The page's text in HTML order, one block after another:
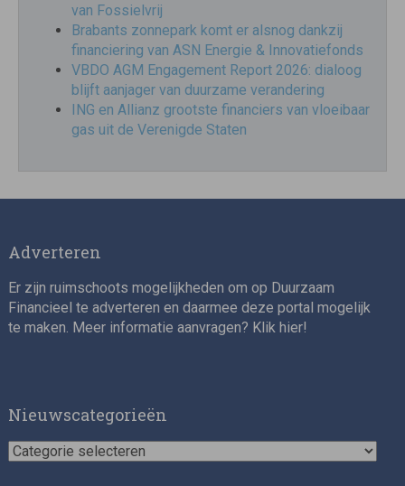
van Fossielvrij
Brabants zonnepark komt er alsnog dankzij
financiering van ASN Energie & Innovatiefonds
VBDO AGM Engagement Report 2026: dialoog
blijft aanjager van duurzame verandering
ING en Allianz grootste financiers van vloeibaar
gas uit de Verenigde Staten
Adverteren
Er zijn ruimschoots mogelijkheden om op Duurzaam
Financieel te adverteren en daarmee deze portal mogelijk
te maken. Meer informatie aanvragen? Klik hier!
Nieuwscategorieën
Nieuwscategorieën